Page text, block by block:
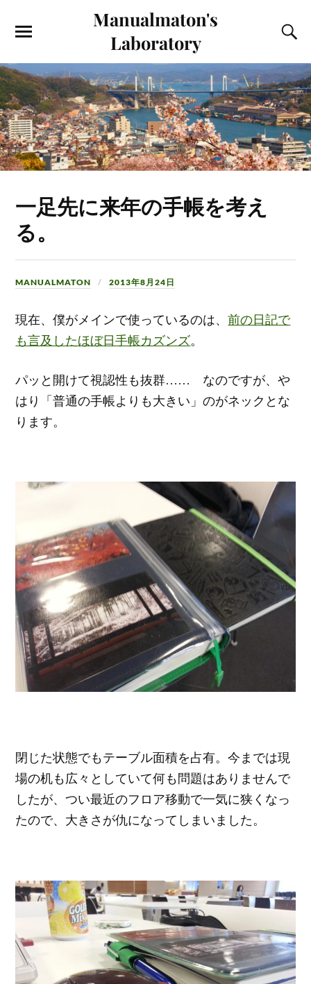
Manualmaton's
Laboratory
一足先に来年の手帳を考え
る。
MANUALMATON 2013年8月24日
現在、僕がメインで使っているのは、前の日記で
も言及したほぼ日手帳カズンズ。
パッと開けて視認性も抜群…… なのですが、や
はり「普通の手帳よりも大きい」のがネックとな
ります。
閉じた状態でもテーブル面積を占有。今までは現
場の机も広々としていて何も問題はありませんで
したが、つい最近のフロア移動で一気に狭くなっ
たので、大きさが仇になってしまいました。